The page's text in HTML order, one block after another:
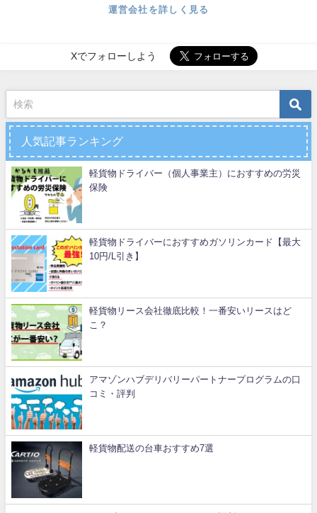
運営会社を詳しく見る
Xでフォローしよう
人気記事ランキング
軽貨物ドライバー（個人事業主）におすすめの労災
保険
軽貨物ドライバーにおすすめガソリンカード【最大
10円/L引き】
軽貨物リース会社徹底比較！一番安いリースはど
こ？
アマゾンハブデリバリーパートナープログラムの口
コミ・評判
軽貨物配送の台車おすすめ7選